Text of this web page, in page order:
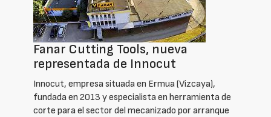
Fanar Cutting Tools, nueva
representada de Innocut
Innocut, empresa situada en Ermua (Vizcaya),
fundada en 2013 y especialista en herramienta de
corte para el sector del mecanizado por arranque